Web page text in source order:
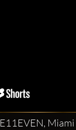
E11EVEN, Miami